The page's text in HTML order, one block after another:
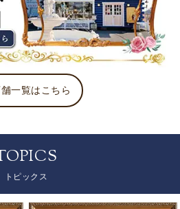
一覧はこちら
トピックス